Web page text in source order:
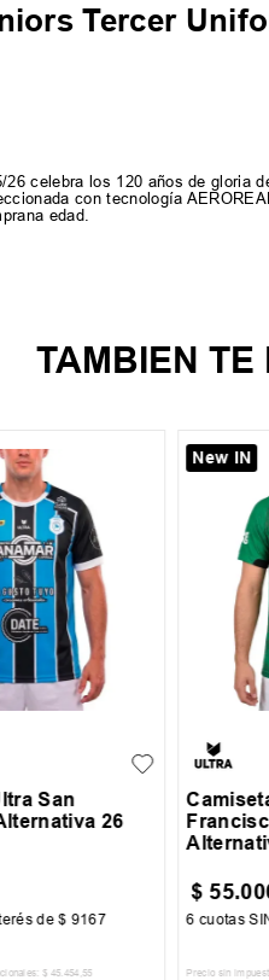
Tercer
celebra los 120 años de gloria
con tecnología
edad.
TAMBIEN TE
XL
San
26
de$ 9167
$ 45.454 ,55
New IN
M
$ 55.
6 cuotas
Precio sin